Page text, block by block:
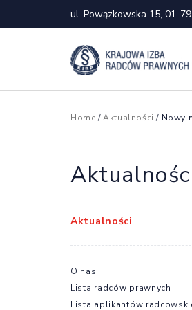
ul. Powązkowska 15, 01-
Home /Aktualności / Nowy
Aktualności
O nas
Lista radców prawnych
Lista aplikantów